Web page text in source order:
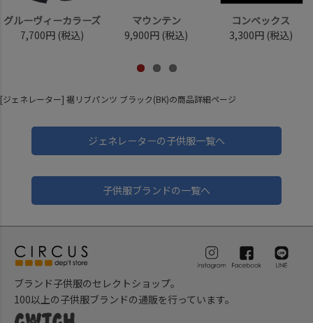
グルーヴィーカラーズ
7,700円 (税込)
マウンテン
9,900円 (税込)
コンベックス
3,300円 (税込)
[ジェネレーター] 裾リブパンツ ブラック(BK)の商品詳細ページ
ジェネレーターの子供服一覧へ
子供服ブランドの一覧へ
ブランド子供服のセレクトショップ。
100以上の子供服ブランドの通販を行っています。